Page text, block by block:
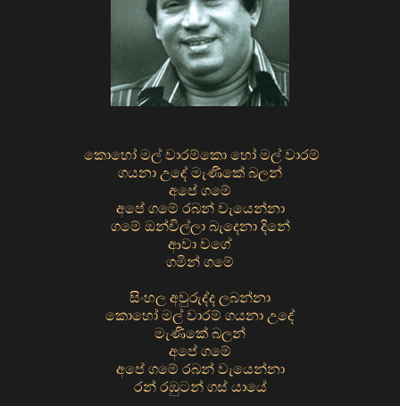
කොහෝ මල් වාරම්කො හෝ මල් වාරම්
ගයනා උදේ මැණිකේ බලන්
අපේ ගමේ
අපේ ගමේ රබන් වැයෙන්නා
ගමේ ඔන්චිල්ලා බැදෙනා දිනේ
ආවා වගේ
ගමින් ගමේ
සිංහල අවුරුද්ද ලබන්නා
කොහෝ මල් වාරම් ගයනා උදේ
මැණිකේ බලන්
අපේ ගමේ
අපේ ගමේ රබන් වැයෙන්නා
රන් රඹුටන් ගස් යායේ